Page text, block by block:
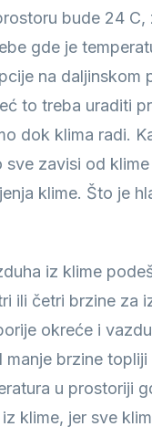
bude 24
gde je
na daljinskom
to treba uraditi
dok klima radi.
sve zavisi od
klime. Što je
iz klime
ili četri brzine za
okreće i
manje brzine
u prostoriji
klime, jer sve